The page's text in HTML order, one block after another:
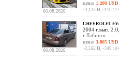
06.08.2026
цена: 1,200 USD
~1,123 И, ~110 124
06.08.2026
CHEVROLET
2004 г.вып.
г.Лабинск
цена: 3,805 USD
~3,562 И, ~349 184